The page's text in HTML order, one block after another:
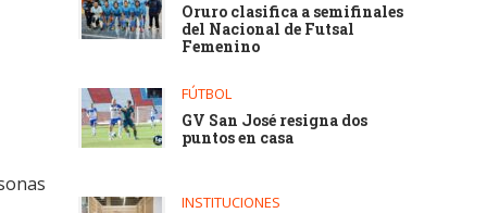
Oruro clasifica a semifinales
del Nacional de Futsal
Femenino
FÚTBOL
GV San José resigna dos
puntos en casa
INSTITUCIONES